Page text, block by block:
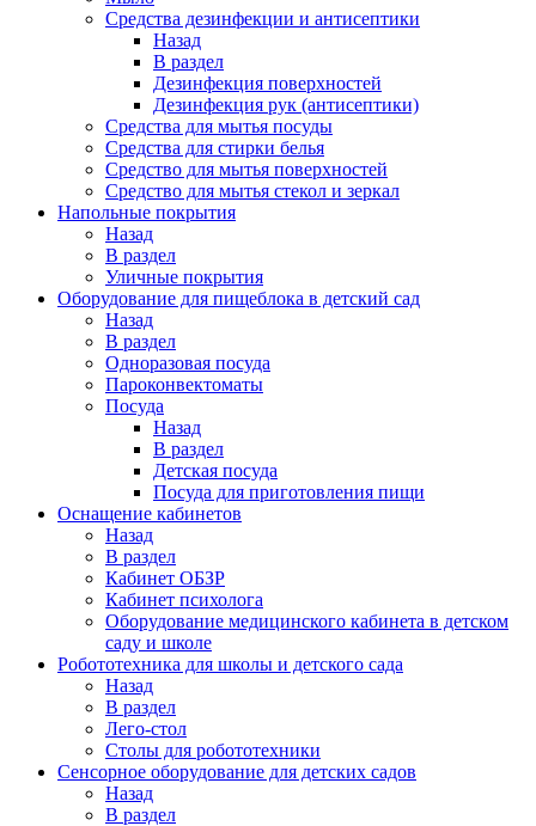
Средства дезинфекции и антисептики
Назад
В раздел
Дезинфекция поверхностей
Дезинфекция рук (антисептики)
Средства для мытья посуды
Средства для стирки белья
Средство для мытья поверхностей
Средство для мытья стекол и зеркал
Напольные покрытия
Назад
В раздел
Уличные покрытия
Оборудование для пищеблока в детский сад
Назад
В раздел
Одноразовая посуда
Пароконвектоматы
Посуда
Назад
В раздел
Детская посуда
Посуда для приготовления пищи
Оснащение кабинетов
Назад
В раздел
Кабинет ОБЗР
Кабинет психолога
Оборудование медицинского кабинета в детском
саду и школе
Робототехника для школы и детского сада
Назад
В раздел
Лего-стол
Столы для робототехники
Сенсорное оборудование для детских садов
Назад
В раздел